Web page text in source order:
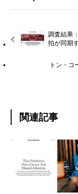
調査結果
拍が同期
トン・コ
関連記事